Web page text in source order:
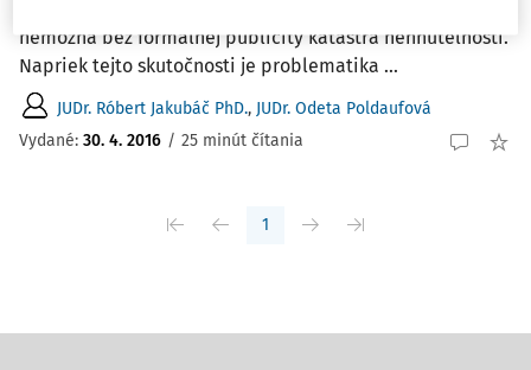
nemožná bez formálnej publicity katastra nehnuteľností.
Napriek tejto skutočnosti je problematika ...
JUDr. Róbert Jakubáč PhD., JUDr. Odeta Poldaufová
Vydané: 30. 4. 2016 / 25 minút čítania
1